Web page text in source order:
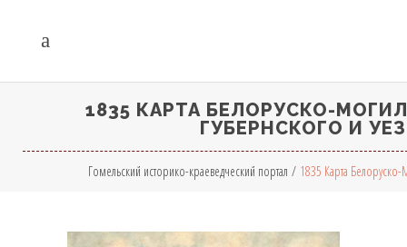
1835 КАРТА БЕЛОРУСКО-
ГУБЕРНСКОГО И
Гомельский историко-краеведческий портал / 1835 Карта